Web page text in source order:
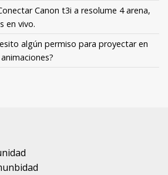
Canon t3i a resolume 4 arena,
en vivo.
algún permiso para proyectar en